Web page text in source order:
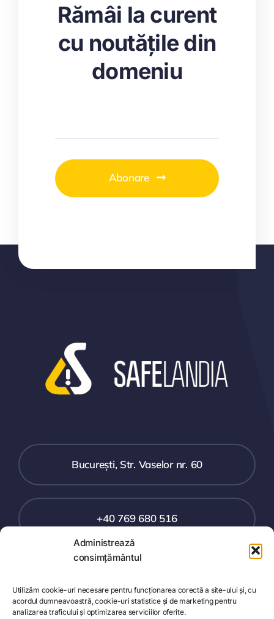
Administrează
consimțământul
Utilizăm cookie-uri necesare pentru funcționarea corectă a site-ului și, cu
acordul dumneavoastră, cookie-uri statistice și de marketing pentru
analizarea traficului și optimizarea serviciilor oferite.
Rămâi la curent
cu noutățile din
domeniu
Abonare
București, Str. Vaselor nr. 60
+40 769 680 516
Toggle